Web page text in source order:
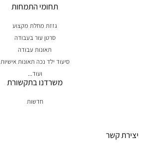
תחומי התמחות
גזזת מחלת מקצוע
סרטן עור בעבודה
תאונות עבודה
סיעוד ילד נכה תאונות אישיות
ועוד...
משרדנו בתקשורת
חדשות
יצירת קשר